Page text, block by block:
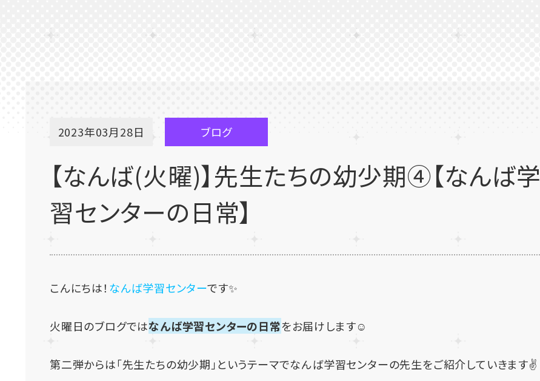
2023年03月28日 ブログ
【なんば(火曜)】先生たちの幼少期④【なんば学
習センターの日常】
こんにちは！ なんば学習センターです✨
火曜日のブログではなんば学習センターの日常をお届けします☺
第二弾からは「先生たちの幼少期」というテーマでなんば学習センターの先生をご紹介していきます✌